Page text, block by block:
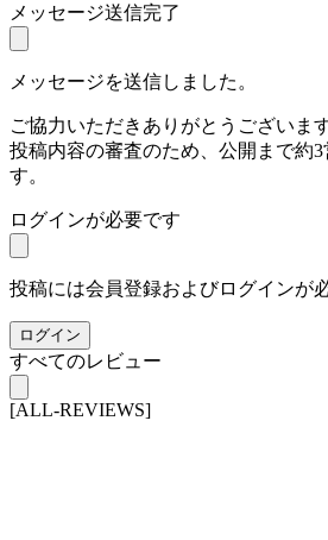
メッセージ送信完了
メッセージを送信しました。
ご協力いただきありがとうございま
投稿内容の審査のため、公開まで約
す。
ログインが必要です
投稿には会員登録およびログインが
ログイン
すべてのレビュー
[ALL-REVIEWS]